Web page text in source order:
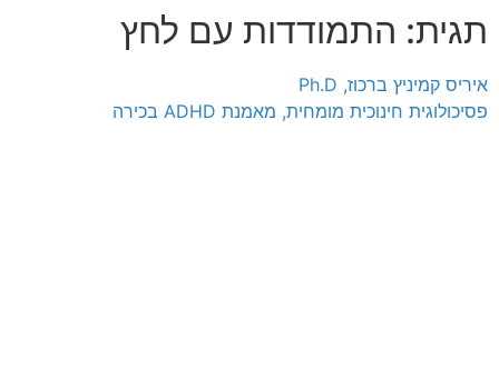
תגית: התמודדות עם לחץ
איריס קמיניץ ברכוז, Ph.D
פסיכולוגית חינוכית מומחית, מאמנת ADHD בכירה